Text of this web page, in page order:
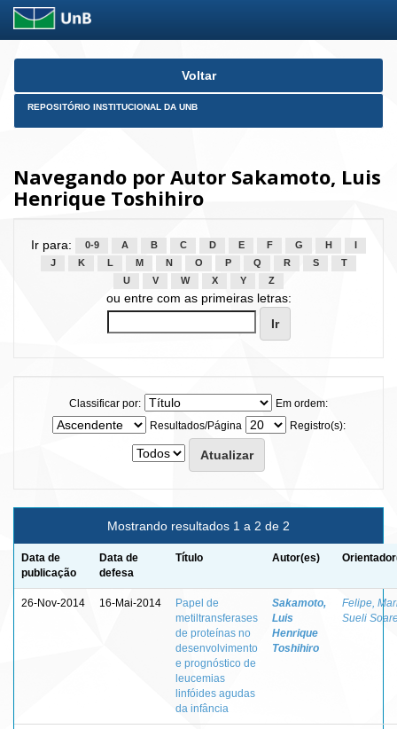
Skip
Voltar
REPOSITÓRIO INSTITUCIONAL DA UNB
Navegando por Autor Sakamoto, Luis
Henrique Toshihiro
Ir para: 0-9 A B C D E F G H
J
K L M N O P Q R S
T
U
V W X Y Z
ou entre com as primeiras letras:
Classificar por:
Em ordem:
Resultados/Página
Registro(s):
Mostrando resultados 1 a 2 de 2
Data de
publicação
Data de
defesa
Título Autor(es)
26-Nov-2014 16-Mai-2014
Papel de
metiltransferases
de proteínas no
desenvolvimento
e prognóstico de
leucemias
linfóides agudas
da infância
Sakamoto,
Luis
Henrique
Toshihiro
Felipe,
Sueli